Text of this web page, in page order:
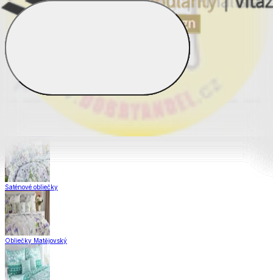
Obliečky Dual Feel®
Obliečky z hladkej bavlny
Saténové obliečky
Obliečky Matějovský